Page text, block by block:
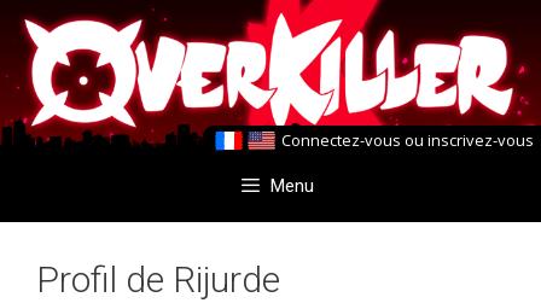
Aller
au
contenu
Aller
au
contenu
Connectez-vous ou inscrivez-vous
Menu
Profil de Rijurde